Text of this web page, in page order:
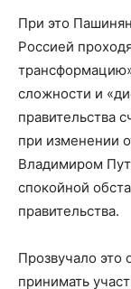
При это
Россией
сложности и
правительства
при изменении
Владимиром
спокойной
правительства.
Прозвучало это
принимать